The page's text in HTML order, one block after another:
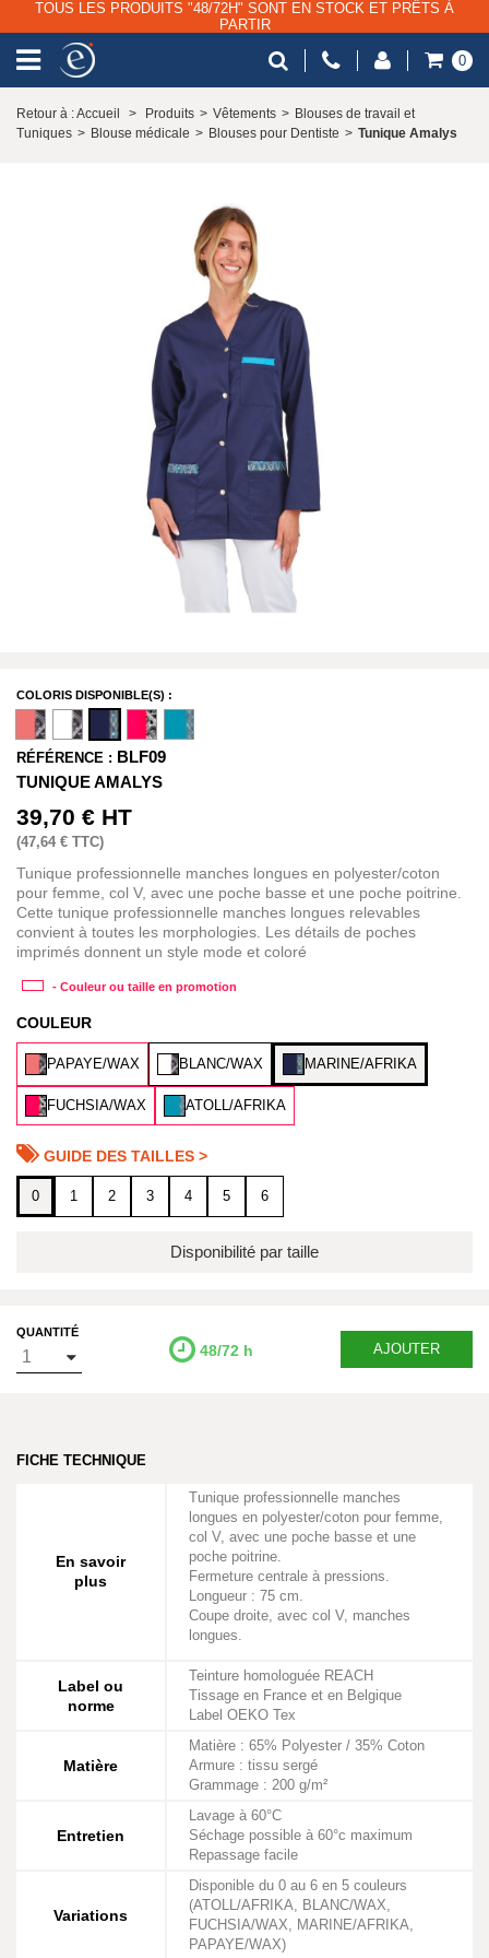
TOUS LES PRODUITS "48/72H" SONT EN STOCK ET PRÊTS À
PARTIR
0
Retour à : Accueil > Produits > Vêtements > Blouses de travail et
Tuniques > Blouse médicale > Blouses pour Dentiste > Tunique Amalys
COLORIS DISPONIBLE(S) :
RÉFÉRENCE : BLF09
TUNIQUE AMALYS
39,70 € HT
(47,64 € TTC)
Tunique professionnelle manches longues en polyester/coton
pour femme, col V, avec une poche basse et une poche poitrine.
Cette tunique professionnelle manches longues relevables
convient à toutes les morphologies. Les détails de poches
imprimés donnent un style mode et coloré
- Couleur ou taille en promotion
COULEUR
PAPAYE/WAX BLANC/WAX MARINE/AFRIKA
FUCHSIA/WAX ATOLL/AFRIKA
GUIDE DES TAILLES >
0 1 2 3 4 5 6
Disponibilité par taille
QUANTITÉ
48/72 h AJOUTER
FICHE TECHNIQUE
En savoir
plus
Tunique professionnelle manches
longues en polyester/coton pour femme,
col V, avec une poche basse et une
poche poitrine.
Fermeture centrale à pressions.
Longueur : 75 cm.
Coupe droite, avec col V, manches
longues.
Label ou
norme
Teinture homologuée REACH
Tissage en France et en Belgique
Label OEKO Tex
Matière
Matière : 65% Polyester / 35% Coton
Armure : tissu sergé
Grammage : 200 g/m²
Entretien
Lavage à 60°C
Séchage possible à 60°c maximum
Repassage facile
Variations
Disponible du 0 au 6 en 5 couleurs
(ATOLL/AFRIKA, BLANC/WAX,
FUCHSIA/WAX, MARINE/AFRIKA,
PAPAYE/WAX)